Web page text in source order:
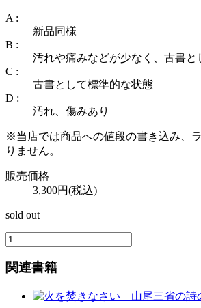
A :
新品同様
B :
汚れや痛みなどが少なく、古書と
C :
古書として標準的な状態
D :
汚れ、傷みあり
※当店では商品への値段の書き込み、
りません。
販売価格
3,300円(税込)
sold out
関連書籍